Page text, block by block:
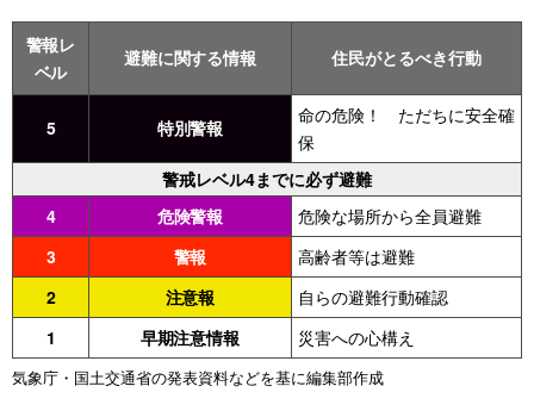
警報レ
ベル
避難に関する情報 住民がとるべき行動
5 特別警報
命の危険！ ただちに安全確
保
警戒レベル4までに必ず避難
4
危険警報
危険な場所から全員避難
3
警報
高齢者等は避難
2
注意報
自らの避難行動確認
1
早期注意情報 災害への心構え
気象庁・国土交通省の発表資料などを基に編集部作成